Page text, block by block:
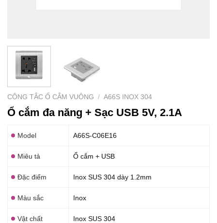
CÔNG TẮC Ổ CẮM VUÔNG / A66S INOX 304
Ổ cắm đa năng + Sạc USB 5V, 2.1A
Model A66S-C06E16
Miêu tả Ổ cắm + USB
Đặc điểm Inox SUS 304 dày 1.2mm
Màu sắc Inox
Vật chất Inox SUS 304